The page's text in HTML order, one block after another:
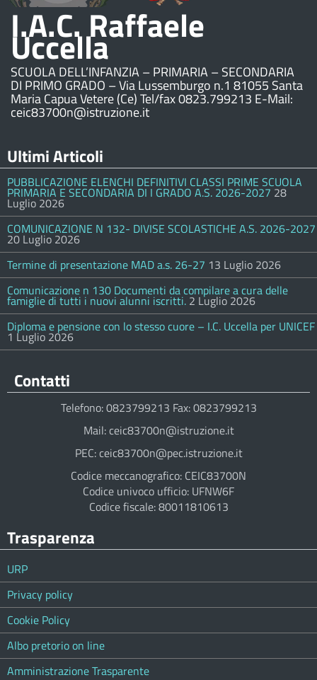
I.A.C. Raffaele
Uccella
SCUOLA DELL’INFANZIA – PRIMARIA – SECONDARIA
DI PRIMO GRADO – Via Lussemburgo n.1 81055 Santa
Maria Capua Vetere (Ce) Tel/fax 0823.799213 E-Mail:
ceic83700n@istruzione.it
Ultimi Articoli
PUBBLICAZIONE ELENCHI DEFINITIVI CLASSI PRIME SCUOLA
PRIMARIA E SECONDARIA DI I GRADO A.S. 2026-2027 28
Luglio 2026
COMUNICAZIONE N 132- DIVISE SCOLASTICHE A.S. 2026-2027
20 Luglio 2026
Termine di presentazione MAD a.s. 26-27 13 Luglio 2026
Comunicazione n 130 Documenti da compilare a cura delle
famiglie di tutti i nuovi alunni iscritti. 2 Luglio 2026
Diploma e pensione con lo stesso cuore – I.C. Uccella per UNICEF
1 Luglio 2026
Contatti
Telefono: 0823799213 Fax: 0823799213
Mail: ceic83700n@istruzione.it
PEC: ceic83700n@pec.istruzione.it
Codice meccanografico: CEIC83700N
Codice univoco ufficio: UFNW6F
Codice fiscale: 80011810613
Trasparenza
URP
Privacy policy
Cookie Policy
Albo pretorio on line
Amministrazione Trasparente